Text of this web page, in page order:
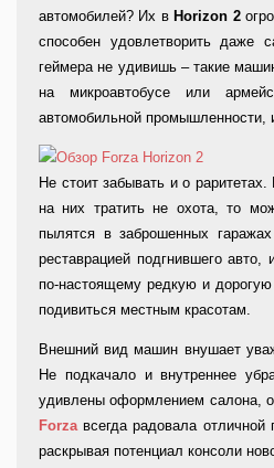
автомобилей? Их в Horizon 2
способен удовлетворить даже
геймера не удивишь – такие
на микроавтобусе или
автомобильной промышленности,
Не стоит забывать и о
на них тратить не охота, то
пылятся в заброшенных
реставрацией подгнившего
по-настоящему редкую и
подивиться местным красотам.
Внешний вид машин внушает
Не подкачало и внутреннее
удивлены оформлением салона,
Forza всегда радовала
раскрывая потенциал консоли